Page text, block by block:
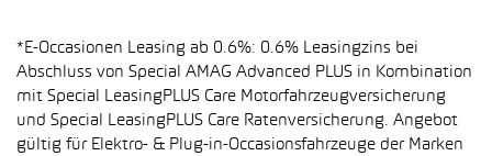
*E-Occasionen Leasing ab 0.6%: 0.6% Leasingzins bei
Abschluss von Special AMAG Advanced PLUS in Kombination
mit Special LeasingPLUS Care Motorfahrzeugversicherung
und Special LeasingPLUS Care Ratenversicherung. Angebot
gültig für Elektro- & Plug-in-Occasionsfahrzeuge der Marken